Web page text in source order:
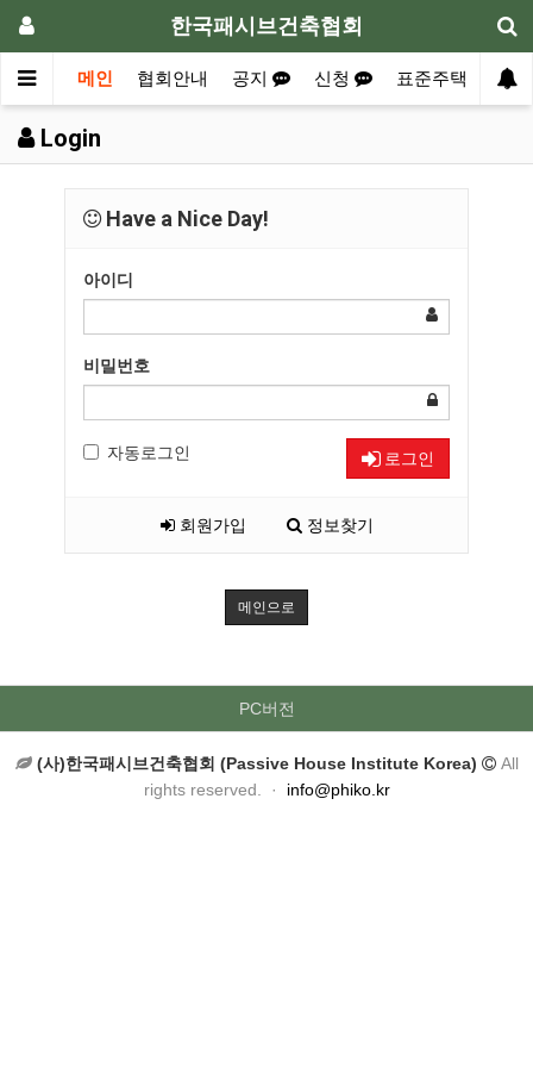
한국패시브건축협회
메인 협회안내 공지 신청 표준주택 자료
Login
Have a Nice Day!
아이디
비밀번호
자동로그인 로그인
회원가입 정보찾기
메인으로
PC버전
(사)한국패시브건축협회 (Passive House Institute Korea)
All
rights reserved. · info@phiko.kr